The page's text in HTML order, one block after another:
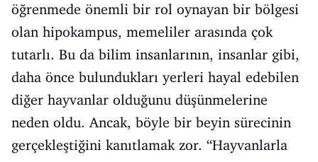
öğrenmede önemli bir rol oynayan bir bölgesi
olan hipokampus, memeliler arasında çok
tutarlı. Bu da bilim insanlarının, insanlar gibi,
daha önce bulundukları yerleri hayal edebilen
diğer hayvanlar olduğunu düşünmelerine
neden oldu. Ancak, böyle bir beyin sürecinin
gerçekleştiğini kanıtlamak zor. “Hayvanlarla